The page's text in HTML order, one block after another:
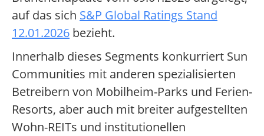
auf das sich S&P Global Ratings Stand
12.01.2026 bezieht.
Innerhalb dieses Segments konkurriert Sun
Communities mit anderen spezialisierten
Betreibern von Mobilheim-Parks und Ferien-
Resorts, aber auch mit breiter aufgestellten
Wohn-REITs und institutionellen